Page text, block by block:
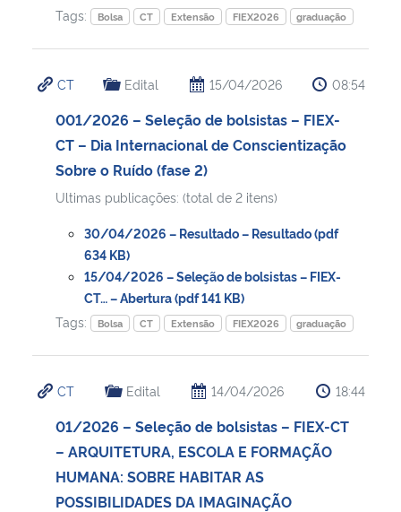
Tags:
Bolsa CT Extensão FIEX2026 graduação
CT Edital 15/04/2026 08:54
001/2026 – Seleção de bolsistas – FIEX-
CT – Dia Internacional de Conscientização
Sobre o Ruído (fase 2)
Ultimas publicações: (total de 2 itens)
30/04/2026 – Resultado – Resultado (pdf
634 KB)
15/04/2026 – Seleção de bolsistas – FIEX-
CT… – Abertura (pdf 141 KB)
Tags:
Bolsa CT Extensão FIEX2026 graduação
CT Edital 14/04/2026 18:44
01/2026 – Seleção de bolsistas – FIEX-CT
– ARQUITETURA, ESCOLA E FORMAÇÃO
HUMANA: SOBRE HABITAR AS
POSSIBILIDADES DA IMAGINAÇÃO